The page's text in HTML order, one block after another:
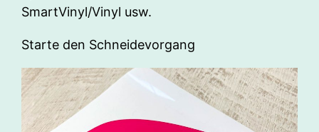
SmartVinyl/Vinyl usw.
Starte den Schneidevorgang